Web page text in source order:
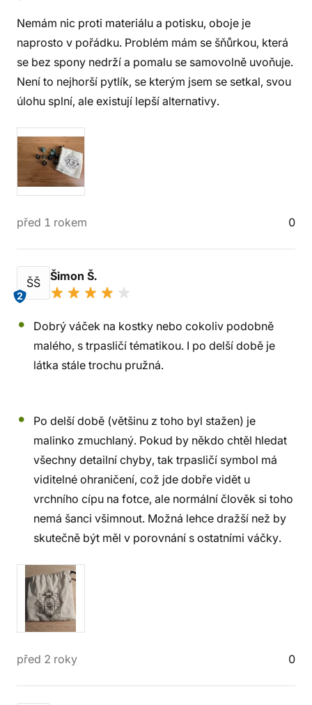
Nemám nic proti materiálu a potisku, oboje je
naprosto v pořádku. Problém mám se šňůrkou, která
se bez spony nedrží a pomalu se samovolně uvoňuje.
Není to nejhorší pytlík, se kterým jsem se setkal, svou
úlohu splní, ale existují lepší alternativy.
před 1 rokem 0
ŠŠ
2
Šimon Š.
Dobrý váček na kostky nebo cokoliv podobně
malého, s trpasličí tématikou. I po delší době je
látka stále trochu pružná.
Po delší době (většinu z toho byl stažen) je
malinko zmuchlaný. Pokud by někdo chtěl hledat
všechny detailní chyby, tak trpasličí symbol má
viditelné ohraničení, což jde dobře vidět u
vrchního cípu na fotce, ale normální člověk si toho
nemá šanci všimnout. Možná lehce dražší než by
skutečně být měl v porovnání s ostatními váčky.
před 2 roky 0